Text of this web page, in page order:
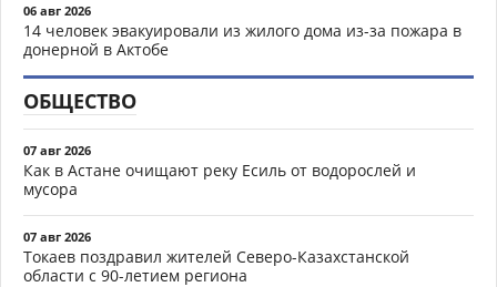
06 авг 2026
14 человек эвакуировали из жилого дома из-за пожара в
донерной в Актобе
ОБЩЕСТВО
07 авг 2026
Как в Астане очищают реку Есиль от водорослей и
мусора
07 авг 2026
Токаев поздравил жителей Северо-Казахстанской
области с 90-летием региона